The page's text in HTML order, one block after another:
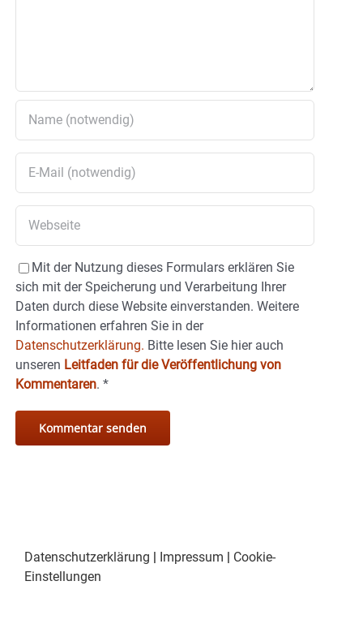
Mit der Nutzung dieses Formulars erklären Sie
sich mit der Speicherung und Verarbeitung Ihrer
Daten durch diese Website einverstanden. Weitere
Informationen erfahren Sie in der
Datenschutzerklärung. Bitte lesen Sie hier auch
unseren Leitfaden für die Veröffentlichung von
Kommentaren. *
Datenschutzerklärung | Impressum | Cookie-
Einstellungen